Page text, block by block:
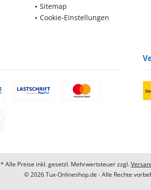
Sitemap
Cookie-Einstellungen
* Alle Preise inkl. gesetzl. Mehrwertsteuer zzgl.
© 2026 Tux-Onlineshop.de - Alle Rechte